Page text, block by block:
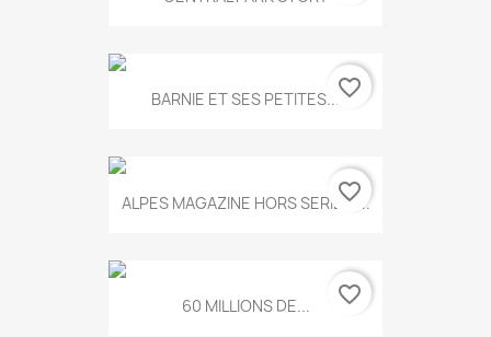
BARNIE ET SES PETITES...favorite_border
ALPES MAGAZINE HORS SERIE N...
favorite_border
60 MILLIONS DE... favorite_border